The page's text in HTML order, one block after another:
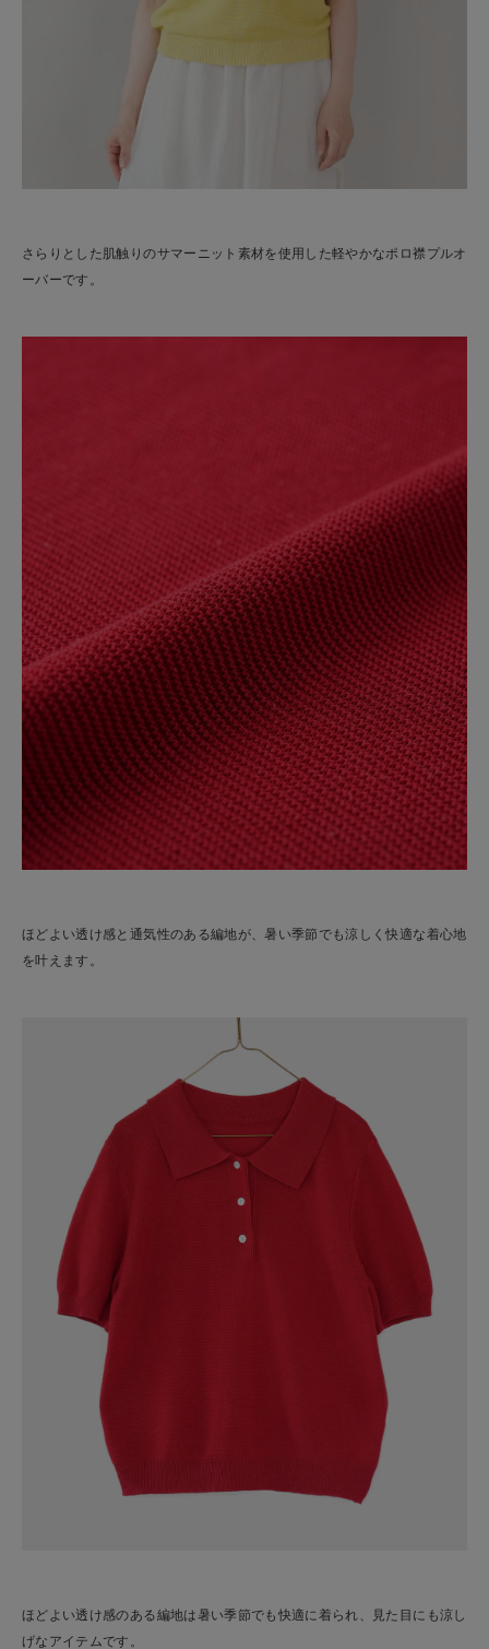
さらりとした肌触りのサマーニット素材を使用した軽やかなポロ襟プルオ
ーバーです。
ほどよい透け感と通気性のある編地が、暑い季節でも涼しく快適な着心地
を叶えます。
ほどよい透け感のある編地は暑い季節でも快適に着られ、見た目にも涼し
げなアイテムです。